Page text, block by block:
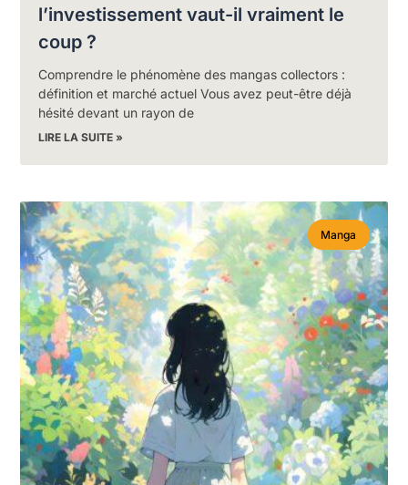
l’investissement vaut-il vraiment le
coup ?
Comprendre le phénomène des mangas collectors :
définition et marché actuel Vous avez peut-être déjà
hésité devant un rayon de
LIRE LA SUITE »
Manga